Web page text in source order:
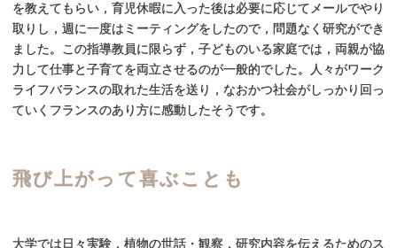
を教えてもらい，育児休暇に入った後は必要に応じてメールでやり
取りし，週に一度はミーティングをしたので，問題なく研究ができ
ました。この指導教員に限らず，子どものいる家庭では，両親が協
力して仕事と子育てを両立させるのが一般的でした。人々がワーク
ライフバランスの取れた生活を送り，なおかつ社会がしっかり回っ
ていくフランスのあり方に感動したそうです。
飛び上がって喜ぶことも
大学では日々実験，植物の世話・観察，研究内容を伝えるためのス